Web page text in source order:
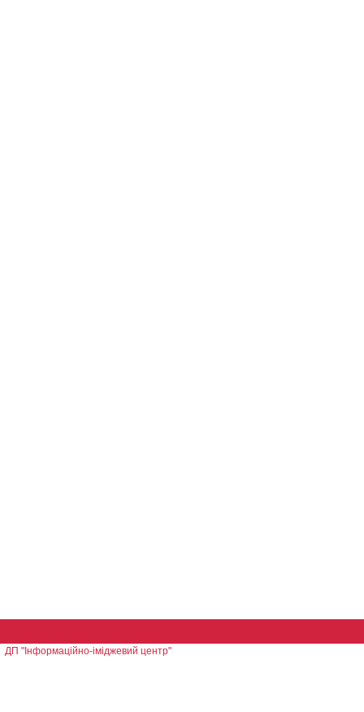
ДП "Інформаційно-іміджевий центр"